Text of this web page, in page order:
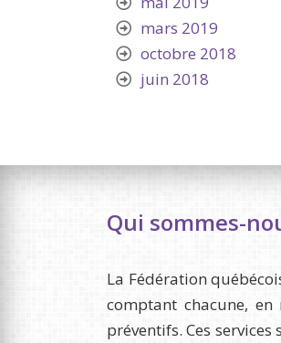
mars 2019
octobre 2018
juin 2018
Qui sommes-
La Fédération
comptant chacune,
préventifs. Ces